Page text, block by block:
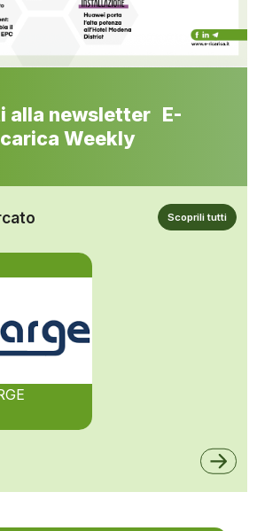
alla newsletter E-
Weekly
Scoprili tutti